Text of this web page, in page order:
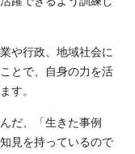
や行政、地域社会に
とで、自身の力を活
す。
だ、「生きた事例
見を持っているので